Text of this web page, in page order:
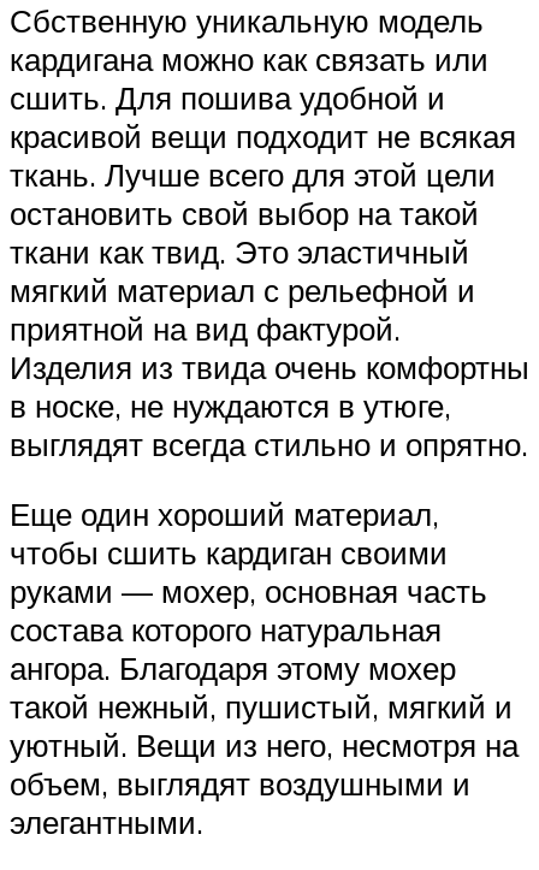
Сбственную уникальную модель
кардигана можно как связать или
сшить. Для пошива удобной и
красивой вещи подходит не всякая
ткань. Лучше всего для этой цели
остановить свой выбор на такой
ткани как твид. Это эластичный
мягкий материал с рельефной и
приятной на вид фактурой.
Изделия из твида очень комфортны
в носке, не нуждаются в утюге,
выглядят всегда стильно и опрятно.
Еще один хороший материал,
чтобы сшить кардиган своими
руками — мохер, основная часть
состава которого натуральная
ангора. Благодаря этому мохер
такой нежный, пушистый, мягкий и
уютный. Вещи из него, несмотря на
объем, выглядят воздушными и
элегантными.